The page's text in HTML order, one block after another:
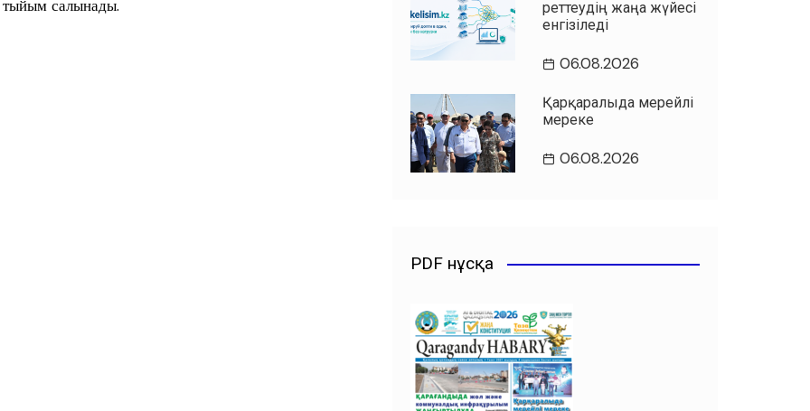
тыйым салынады.
реттеудің жаңа жүйесі
енгізіледі
06.08.2026
Қарқаралыда мерейлі
мереке
06.08.2026
PDF нұсқа